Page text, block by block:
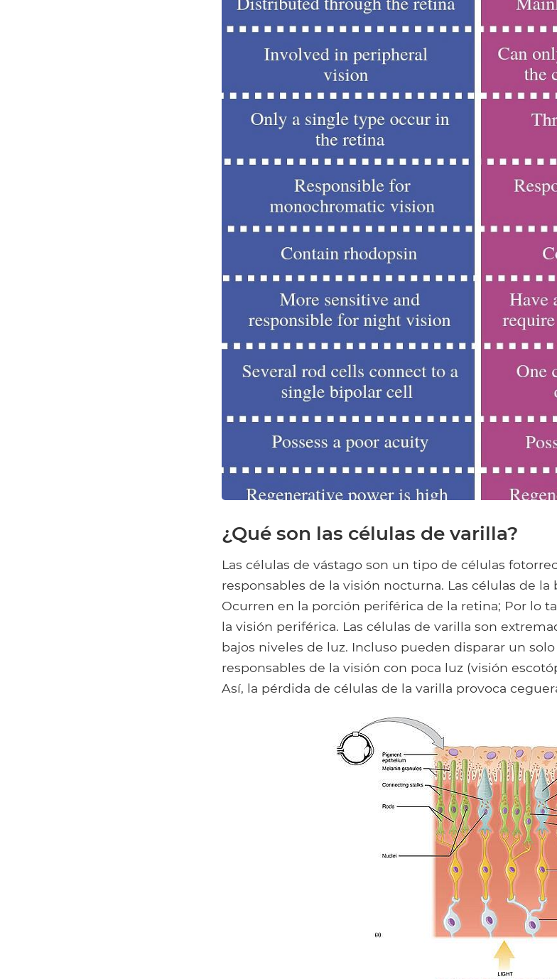
¿Qué son las células de varilla?
Las células de vástago son un tipo de células
responsables de la visión nocturna. Las células de la
Ocurren en la porción periférica de la retina; Por lo
la visión periférica. Las células de varilla son
bajos niveles de luz. Incluso pueden disparar un
responsables de la visión con poca luz (visión
Así, la pérdida de células de la varilla provoca